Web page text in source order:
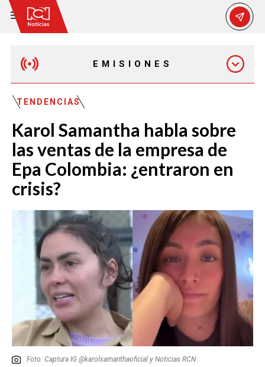
EMISIONES
EMISIÓN 7:00 PM
TENDENCIAS
Karol Samantha habla sobre
las ventas de la empresa de
Epa Colombia: ¿entraron en
crisis?
Foto: Captura IG @karolsamanthaoficial y Noticias RCN